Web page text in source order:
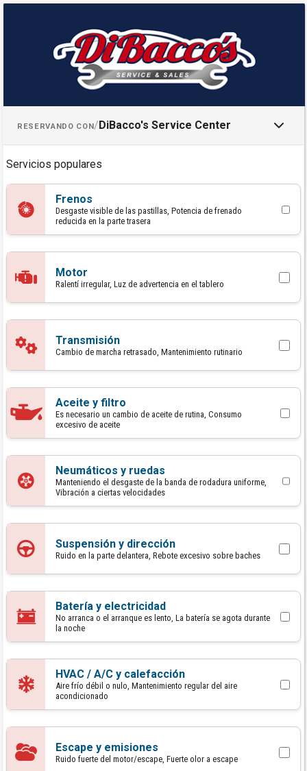
RESERVANDO CON/DiBacco's Service Center
Servicios populares
Frenos
Desgaste visible de las pastillas, Potencia de frenado
reducida en la parte trasera
Motor
Ralentí irregular, Luz de advertencia en el tablero
Transmisión
Cambio de marcha retrasado, Mantenimiento rutinario
Aceite y filtro
Es necesario un cambio de aceite de rutina, Consumo
excesivo de aceite
Neumáticos y ruedas
Manteniendo el desgaste de la banda de rodadura uniforme,
Vibración a ciertas velocidades
Suspensión y dirección
Ruido en la parte delantera, Rebote excesivo sobre baches
Batería y electricidad
No arranca o el arranque es lento, La batería se agota durante
la noche
HVAC / A/C y calefacción
Aire frío débil o nulo, Mantenimiento regular del aire
acondicionado
Escape y emisiones
Ruido fuerte del motor/escape, Fuerte olor a escape